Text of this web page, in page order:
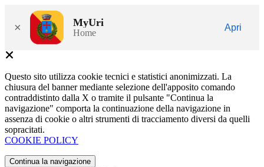
× MyUri
Home
Apri
Questo sito utilizza cookie tecnici e statistici anonimizzati. La
chiusura del banner mediante selezione dell'apposito comando
contraddistinto dalla X o tramite il pulsante "Continua la
navigazione" comporta la continuazione della navigazione in
assenza di cookie o altri strumenti di tracciamento diversi da quelli
sopracitati.
COOKIE POLICY
Continua la navigazione